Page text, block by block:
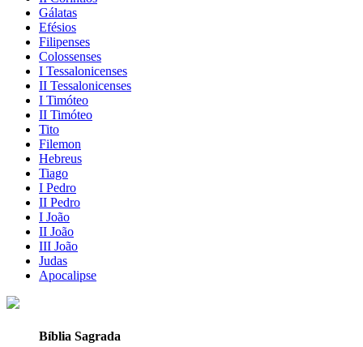
Gálatas
Efésios
Filipenses
Colossenses
I Tessalonicenses
II Tessalonicenses
I Timóteo
II Timóteo
Tito
Filemon
Hebreus
Tiago
I Pedro
II Pedro
I João
II João
III João
Judas
Apocalipse
Bíblia Sagrada